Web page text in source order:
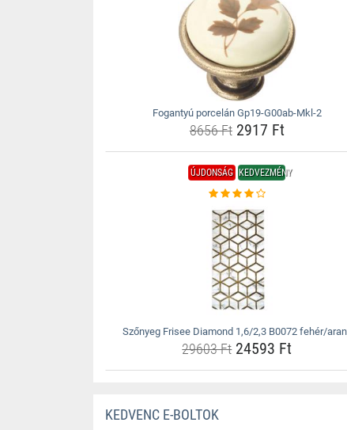
Fogantyú porcelán Gp19-G00ab-Mkl-2
8656 Ft2917 Ft
ÚJDONSÁG KEDVEZMÉNY
Szőnyeg Frisee Diamond 1,6/2,3 B0072 fehér/
29603 Ft24593 Ft
KEDVENC E-BOLTOK